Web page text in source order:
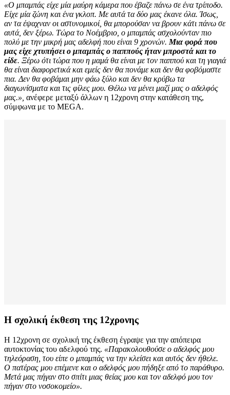
«Ο μπαμπάς είχε μία μαύρη κάμερα που έβαζε πάνω σε ένα τρίποδο.
Είχε μία ζώνη και ένα γκλοπ. Με αυτά τα δύο μας έκανε όλα. Ίσως,
αν τα έψαχναν οι αστυνομικοί, θα μπορούσαν να βρουν κάτι πάνω σε
αυτά, δεν ξέρω. Τώρα το Νοέμβριο, ο μπαμπάς ασχολούνταν πιο
πολύ με την μικρή μας αδελφή που είναι 9 χρονών. Μια φορά που
μας είχε χτυπήσει ο μπαμπάς ο παππούς ήταν μπροστά και το
είδε. Ξέρω ότι τώρα που η μαμά θα είναι με τον παππού και τη γιαγιά
θα είναι διαφορετικά και εμείς δεν θα πονάμε και δεν θα φοβόμαστε
πια. Δεν θα φοβάμαι μην φάω ξύλο και δεν θα κρύβω τα
διαγωνίσματα και τις φίλες μου. Θέλω να μένει μαζί μας ο αδελφός
μας.», ανέφερε μεταξύ άλλων η 12χρονη στην κατάθεση της,
σύμφωνα με το MEGA.
Η σχολική έκθεση της 12χρονης
Η 12χρονη σε σχολική της έκθεση έγραψε για την απόπειρα
αυτοκτονίας του αδελφού της. «Παρακολουθούσε ο αδελφός μου
τηλεόραση, του είπε ο μπαμπάς να την κλείσει και αυτός δεν ήθελε.
Ο πατέρας μου επέμενε και ο αδελφός μου πήδηξε από το παράθυρο.
Μετά μας πήγαν στο σπίτι μιας θείας μου και τον αδελφό μου τον
πήγαν στο νοσοκομείο».